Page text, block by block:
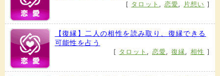
[ タロット , 恋愛, 片想い ]
【復縁】二人の相性を読み取り、復縁できる
可能性を占う
[ タロット , 恋愛, 復縁, 相性 ]